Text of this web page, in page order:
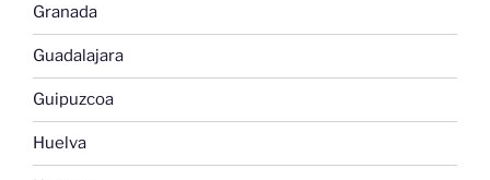
Granada
Guadalajara
Guipuzcoa
Huelva